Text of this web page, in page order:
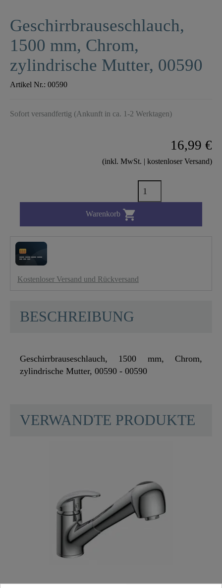
Geschirrbrauseschlauch,
1500 mm, Chrom,
zylindrische Mutter, 00590
Artikel Nr.: 00590
Sofort versandfertig (Ankunft in ca. 1-2 Werktagen)
16,99 €
(inkl. MwSt. | kostenloser Versand)
Warenkorb 
Kostenloser Versand und Rückversand
BESCHREIBUNG
Geschirrbrauseschlauch, 1500 mm, Chrom,
zylindrische Mutter, 00590 - 00590
0,1 Kg
150,0 Cm
Anzahl Strahlarten
VERWANDTE PRODUKTE